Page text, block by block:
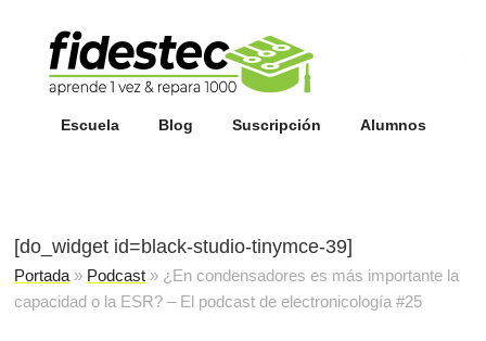
Escuela Blog Suscripción Alumnos
[do_widget id=black-studio-tinymce-39]
Portada » Podcast » ¿En condensadores es más importante la
capacidad o la ESR? – El podcast de electronicología #25